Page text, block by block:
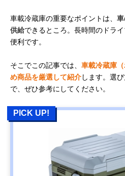
車載冷蔵庫の重要なポイントは、
供給できるところ。長時間のドラ
便利です。
そこでこの記事では、 車載冷蔵庫
め商品を厳選して紹介します。選
で、ぜひ参考にしてください。
PICK UP!